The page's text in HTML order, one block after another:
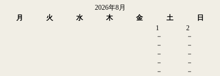
2026年8月
月
火 水 木 金 土
日
1
－
－
－
－
－
2
－
－
－
－
－